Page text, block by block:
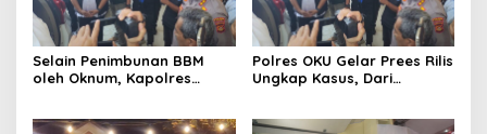
Selain Penimbunan BBM
oleh Oknum, Kapolres
Niaga Bungkam
Polres OKU Gelar Prees Rilis
Ungkap Kasus, Dari